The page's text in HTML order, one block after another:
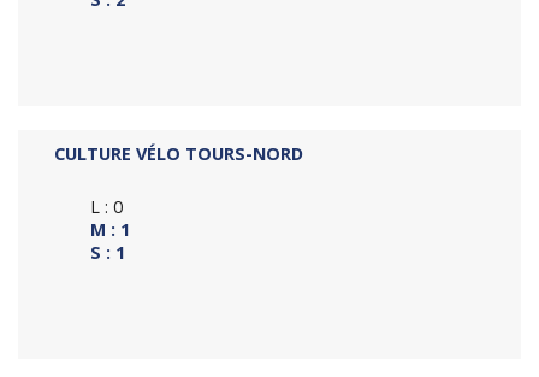
CULTURE VÉLO TOURS-NORD
L : 0
M : 1
S : 1